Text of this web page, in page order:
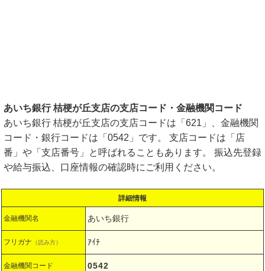
あいち銀行 桔梗が丘支店の支店コード・金融機関コード
あいち銀行 桔梗が丘支店の支店コードは「621」、金融機関
コード・銀行コードは「0542」です。 支店コードは「店
番」や「支店番号」と呼ばれることもあります。 振込先登録
や給与振込、口座情報の確認時にご利用ください。
詳細情報
金融機関名 あいち銀行
フリガナ （読み方） ｱｲﾁ
金融機関コード 0542